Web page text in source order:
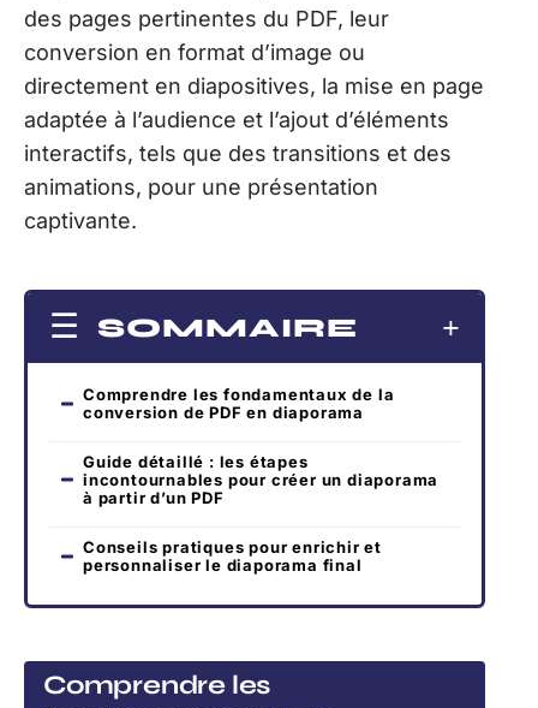
des pages pertinentes du PDF, leur
conversion en format d’image ou
directement en diapositives, la mise en page
adaptée à l’audience et l’ajout d’éléments
interactifs, tels que des transitions et des
animations, pour une présentation
captivante.
SOMMAIRE
Comprendre les fondamentaux de la
conversion de PDF en diaporama
Guide détaillé : les étapes
incontournables pour créer un diaporama
à partir d’un PDF
Conseils pratiques pour enrichir et
personnaliser le diaporama final
Comprendre les